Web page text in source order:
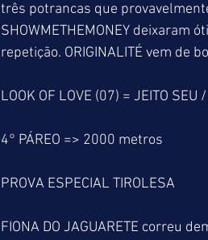
três potrancas que
SHOWMETHEMONEY deixaram
repetição. ORIGINALITÉ vem de
LOOK OF LOVE (07) = JEITO
4° PÁREO => 2000 metros
PROVA ESPECIAL TIROLESA
FIONA DO JAGUARETE correu